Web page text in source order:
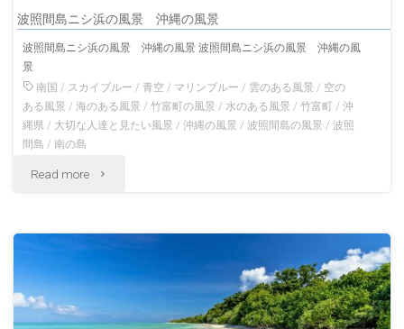
島
縄
風
波照間島ニシ浜の風景 沖縄の風景
波照間島ニシ浜の風景 沖縄の風景 波照間島ニシ浜の風景 沖縄の風
景
南国 / スカイブルー /青空 / マリンブルー / 雲のある風景 / 空の
ある風景 /海のある風景 /竹富町の風景 / 水のある風景 /竹富町 /沖
縄県 / 大切な人達と見たい風景 /沖縄の風景 /波照間島の風景 /波照
間島 /南の島
Read more "波
島